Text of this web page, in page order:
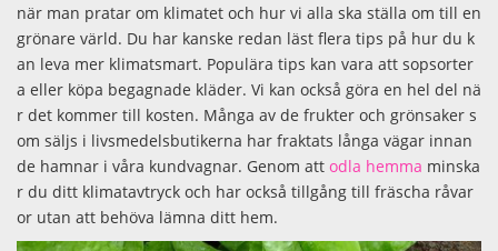
när man pratar om klimatet och hur vi alla ska ställa om till en
grönare värld. Du har kanske redan läst flera tips på hur du k
an leva mer klimatsmart. Populära tips kan vara att sopsorter
a eller köpa begagnade kläder. Vi kan också göra en hel del nä
r det kommer till kosten. Många av de frukter och grönsaker s
om säljs i livsmedelsbutikerna har fraktats långa vägar innan
de hamnar i våra kundvagnar. Genom att odla hemma minska
r du ditt klimatavtryck och har också tillgång till fräscha råvar
or utan att behöva lämna ditt hem.